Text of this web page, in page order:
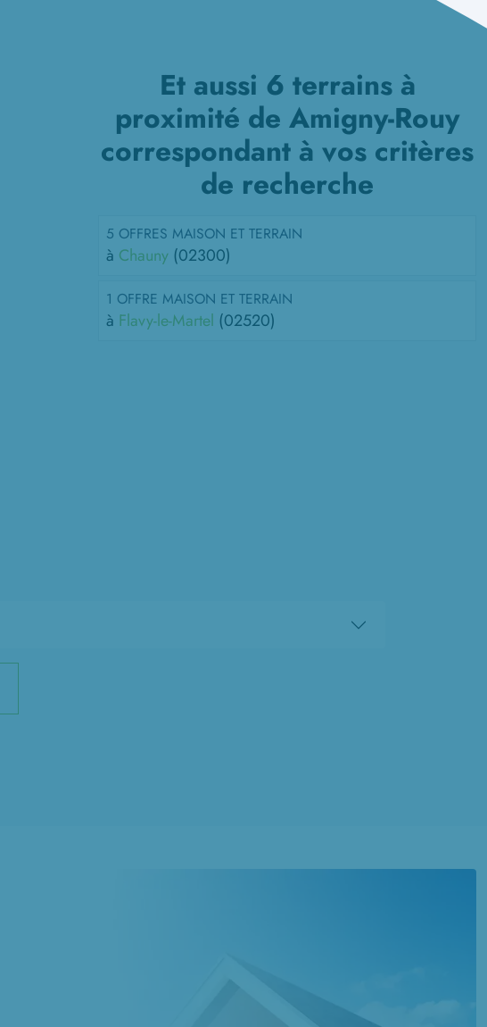
Et aussi 6 terrains à
proximité de Amigny-Rouy
correspondant à vos critères
de recherche
5 OFFRES MAISON ET TERRAIN
à Chauny (02300)
1 OFFRE MAISON ET TERRAIN
à Flavy-le-Martel (02520)